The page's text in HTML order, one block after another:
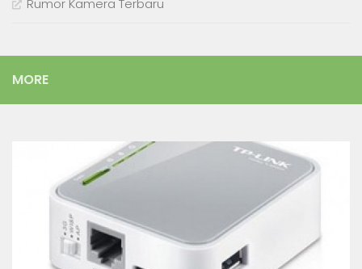
Rumor Kamera Terbaru
MORE